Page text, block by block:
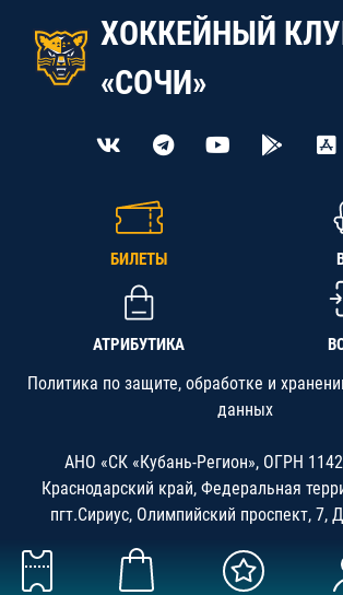
ХОККЕЙНЫЙ
«СОЧИ»
БИЛЕТЫ
АТРИБУТИКА
Политика по защите, обработке и
данных
АНО «СК «Кубань-Регион», ОГРН
Краснодарский край, Федеральная
пгт.Сириус, Олимпийский проспект, 7,